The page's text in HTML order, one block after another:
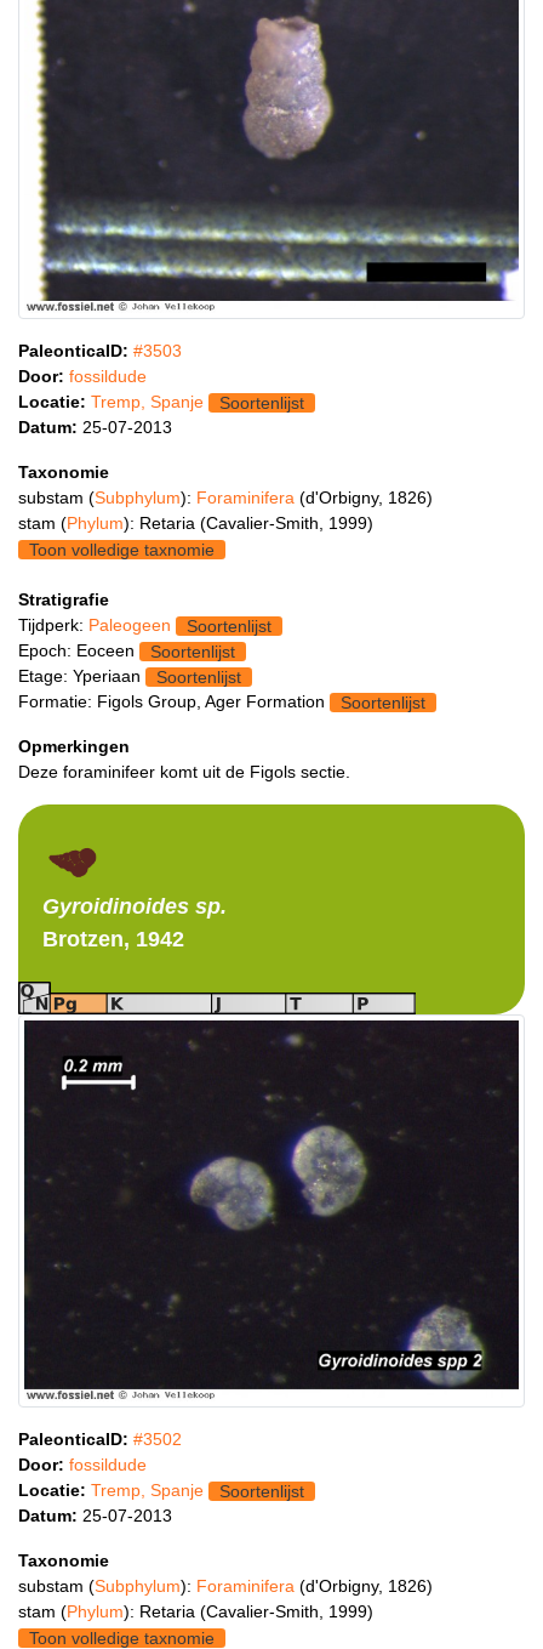
PaleonticaID: #3503
Door: fossildude
Locatie: Tremp, Spanje
Soortenlijst
Datum: 25-07-2013
Taxonomie
substam (Subphylum): Foraminifera (d'Orbigny, 1826)
stam (Phylum): Retaria (Cavalier-Smith, 1999)
Toon volledige taxnomie
Stratigrafie
Tijdperk: Paleogeen
Soortenlijst
Epoch: Eoceen
Soortenlijst
Etage: Yperiaan
Soortenlijst
Formatie: Figols Group, Ager Formation
Soortenlijst
Opmerkingen
Deze foraminifeer komt uit de Figols sectie.
Gyroidinoides sp.
Brotzen, 1942
PaleonticaID: #3502
Door: fossildude
Locatie: Tremp, Spanje
Soortenlijst
Datum: 25-07-2013
Taxonomie
substam (Subphylum): Foraminifera (d'Orbigny, 1826)
stam (Phylum): Retaria (Cavalier-Smith, 1999)
Toon volledige taxnomie